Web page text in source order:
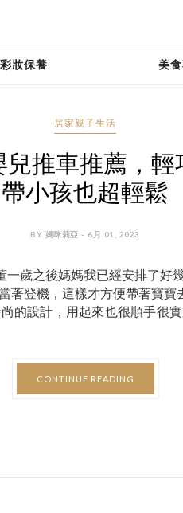
彩妝保養 美
居家親子生活
兒推車推薦，
帶小孩也超輕鬆
BY 媽咪莉亞 - 6月 01, 2023
一歲之後媽媽我已經安排了好
著登機，這樣才方便帶著寶寶
的設計，用起來也很順手很
CONTINUE READING